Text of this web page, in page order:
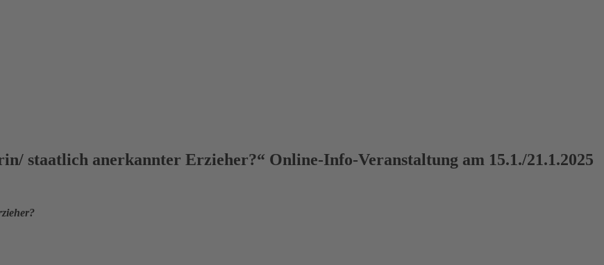
staatlich anerkannter Erzieher?“ Online-Info-Veranstaltung am 15.1./21.1.2025